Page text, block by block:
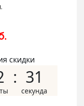
скидки
30